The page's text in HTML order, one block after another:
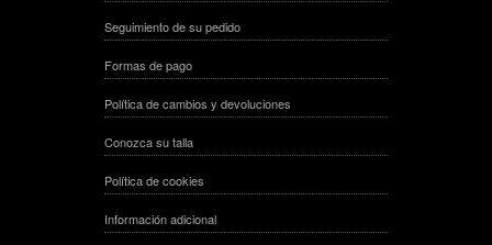
Rebajado
Seguimiento de su pedido
Formas de pago
Política de cambios y devoluciones
Conozca su talla
Política de cookies
Información adicional